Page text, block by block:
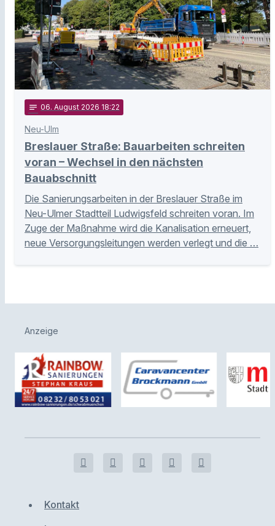
notes 06. August 2026 18:22
Neu-Ulm
Breslauer Straße: Bauarbeiten schreiten
voran – Wechsel in den nächsten
Bauabschnitt
Die Sanierungsarbeiten in der Breslauer Straße im
Neu-Ulmer Stadtteil Ludwigsfeld schreiten voran. Im
Zuge der Maßnahme wird die Kanalisation erneuert,
neue Versorgungsleitungen werden verlegt und die …
Anzeige
Kontakt